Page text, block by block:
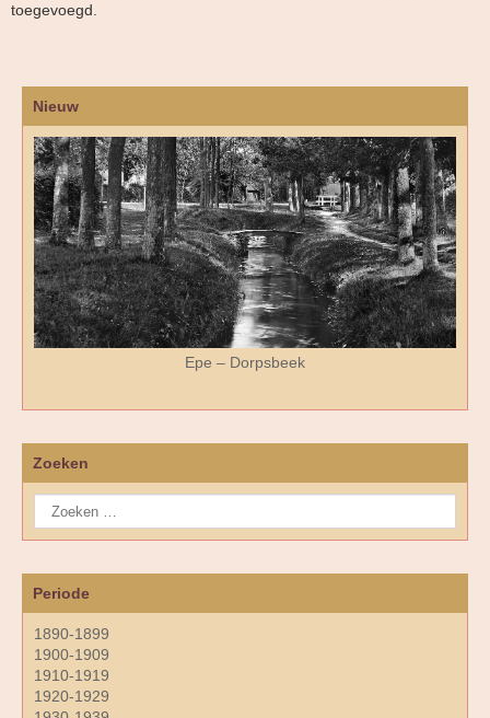
toegevoegd.
Nieuw
Epe – Dorpsbeek
Zoeken
Periode
1890-1899
1900-1909
1910-1919
1920-1929